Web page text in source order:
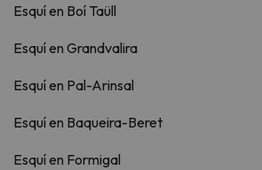
Esquí en Boí Taüll
Esquí en Grandvalira
Esquí en Pal-Arinsal
Esquí en Baqueira-Beret
Esquí en Formigal